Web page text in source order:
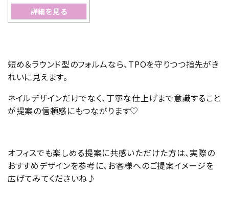
詳細を見る
短め＆ラウンド型のフォルムなら、TPOを守りつつ指先がき
れいに見えます。
ネイルデザインだけでなく、丁寧な仕上げまで意識すること
が提案の信頼感にもつながります♡
オフィスでも楽しめる提案に共感いただけた方は、実際の
おすすめデザインを参考に、お客様へのご提案イメージを
広げてみてくださいね♪